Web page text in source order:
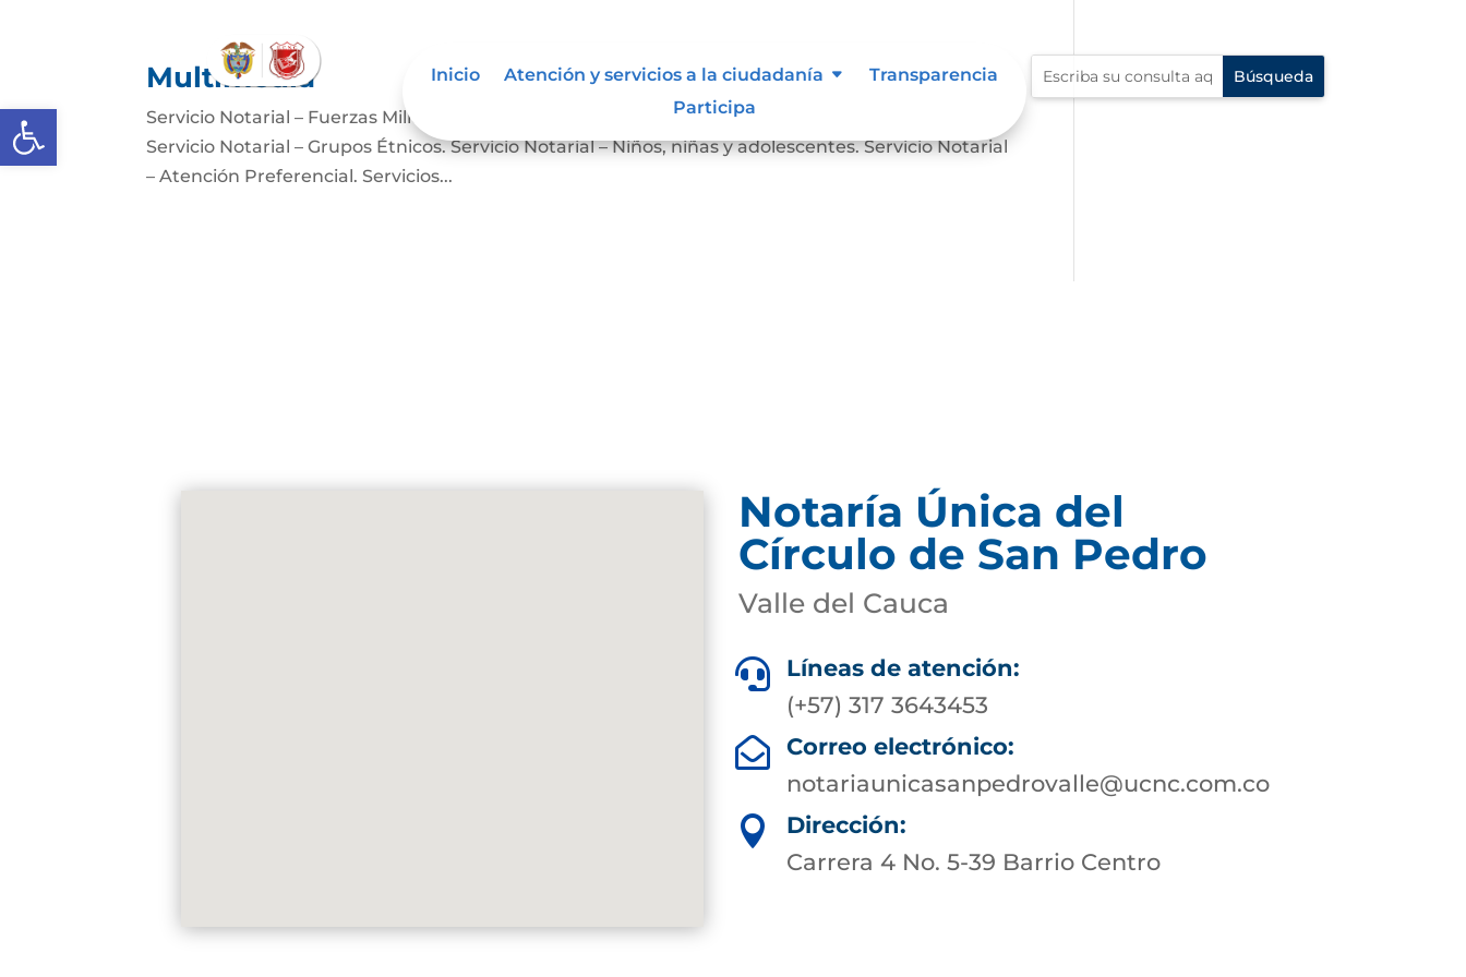
Abrir barra de herramientas
Inicio Atención y servicios a la ciudadanía
Transparencia
Participa
Multimedia
Servicio Notarial – Fuerzas Militares. Servicio Notarial – Personas en Situación de Discapacidad.
Servicio Notarial – Grupos Étnicos. Servicio Notarial – Niños, niñas y adolescentes. Servicio Notarial
– Atención Preferencial. Servicios...
Notaría Única del
Círculo de San Pedro
Valle del Cauca

Líneas de atención:
(+57) 317 3643453

Correo electrónico:
notariaunicasanpedrovalle@ucnc.com.co

Dirección:
Carrera 4 No. 5-39 Barrio Centro